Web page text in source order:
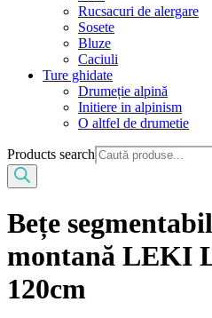
Rucsacuri de alergare
Sosete
Bluze
Caciuli
Ture ghidate
Drumeție alpină
Initiere in alpinism
O altfel de drumetie
Products search
Bețe
montană LEKI
120cm